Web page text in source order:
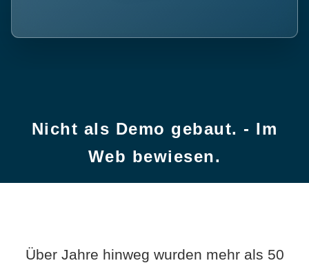
Nicht als Demo gebaut. - Im
Web bewiesen.
Über Jahre hinweg wurden mehr als 50